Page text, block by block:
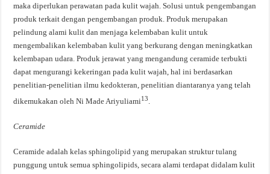
maka diperlukan perawatan pada kulit wajah. Solusi untuk pengembangan
produk terkait dengan pengembangan produk. Produk merupakan
pelindung alami kulit dan menjaga kelembaban kulit untuk
mengembalikan kelembaban kulit yang berkurang dengan meningkatkan
kelembapan udara. Produk jerawat yang mengandung ceramide terbukti
dapat mengurangi kekeringan pada kulit wajah, hal ini berdasarkan
penelitian-penelitian ilmu kedokteran, penelitian diantaranya yang telah
dikemukakan oleh Ni Made Ariyuliami13.
Ceramide
Ceramide adalah kelas sphingolipid yang merupakan struktur tulang
punggung untuk semua sphingolipids, secara alami terdapat didalam kulit